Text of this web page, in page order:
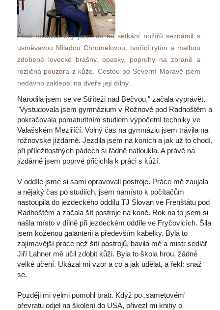
Před několika lety jsem se na setkání nožířů seznámil s
usměvavou Miladou Chromelovou, tvořící rytím a malbou
zdobené lovecké brašny, opasky, popruhy na zbraně a
rozličná pouzdra z kůže. Cestou po Severní Moravě jsem
nedávno zaklepal na dveře její dílny.
Narodila jsem se ve Stříteži nad Bečvou," začala vyprávět.
"Vystudovala jsem gymnázium v Rožnově pod Radhoštěm a
pokračovala pomaturitním studiem výpočetní techniky ve
Valašském Meziříčí. Volný čas na gymnáziu jsem trávila na
rožnovské jízdárně. Jezdila jsem na koních a jak už to chodí,
při příležitostných pádech si řádně natloukla. A právě na
jízdárně jsem poprvé přičichla k práci s kůží.
V oddíle jsme si sami opravovali postroje. Práce mě zaujala
a nějaký čas po studiích, jsem namísto k počítačům
nastoupila do jezdeckého oddílu TJ Slovan ve Frenštátu pod
Radhoštěm a začala šít postroje na koně. Rok na to jsem si
našla místo v dílně při jezdeckém oddíle ve Fryčovicích. Šila
jsem koženou galanterii a především kabelky. Byla to
zajímavější práce než šití postrojů, bavila mě a mistr sedlář
Jiří Lahner mě učil zdobit kůži. Byla to škola hrou, žádné
velké učení. Ukázal mi vzor a co a jak udělat, a řekl: snaž
e.
Později mi velmi pomohl bratr. Když po ,sametovém'
převratu odjel na školení do USA, přivezl mi knihy o